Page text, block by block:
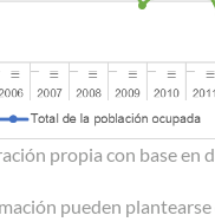
propia con base en
pueden plantearse